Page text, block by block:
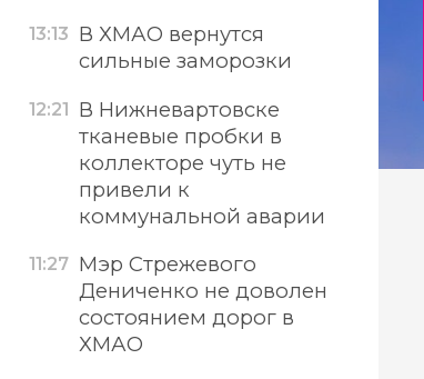
13:13 В ХМАО вернутся
сильные заморозки
12:21 В Нижневартовске
тканевые пробки в
коллекторе чуть не
привели к
коммунальной аварии
11:27 Мэр Стрежевого
Дениченко не доволен
состоянием дорог в
ХМАО